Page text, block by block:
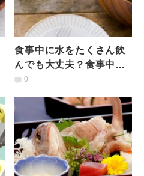
食事中に水をたくさん飲
んでも大丈夫？食事中に
水を飲むメリットとデメ
説
0